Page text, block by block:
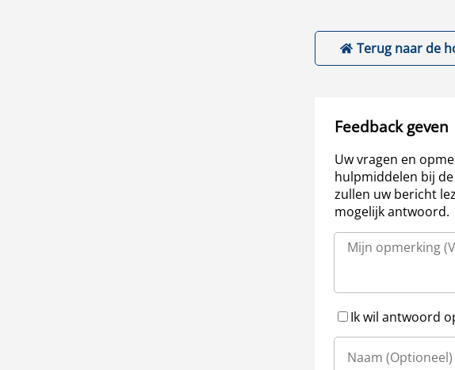
Terug naar de
Feedback geven
Uw vragen en
hulpmiddelen bij
zullen uw bericht
mogelijk antwoord.
Ik wil antwoord